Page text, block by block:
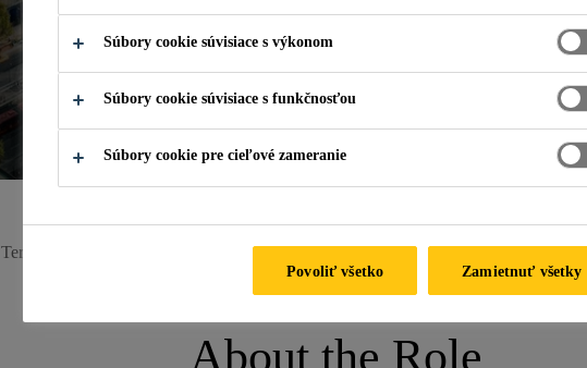
Territory Sales Representative -Facades
About the Role
Súbory cookie súvisiace s výkonom
Súbory cookie súvisiace s funkčnosťou
Súbory cookie pre cieľové zameranie
Zamietnuť všetky
Povoliť všetko